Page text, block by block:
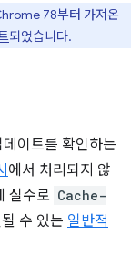
78부터 가져온
되었습니다.
이트를 확인하는
에서 처리되지 않
실수로 Cache-
수 있는 일반적